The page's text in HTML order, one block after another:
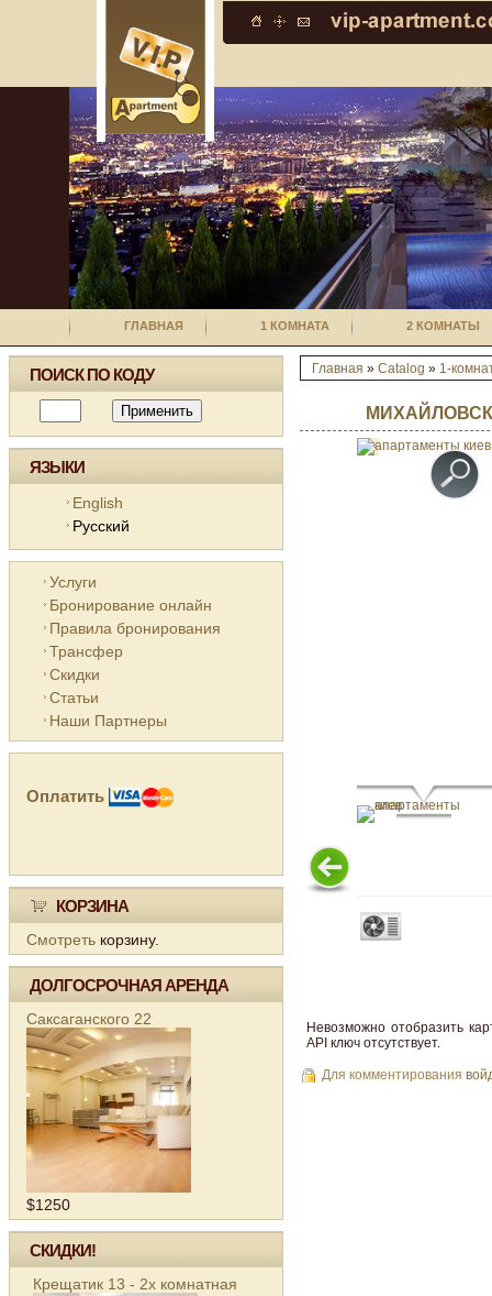
ГЛАВНАЯ 1 КОМНАТА 2 КОМНАТЫ
ПОИСК ПО КОДУ
ЯЗЫКИ
English
Русский
Услуги
Бронирование онлайн
Правила бронирования
Трансфер
Скидки
Статьи
Наши Партнеры
Оплатить
КОРЗИНА
Смотреть корзину.
ДОЛГОСРОЧНАЯ АРЕНДА
Саксаганского 22
$1250
СКИДКИ!
Крещатик 13 - 2х комнатная
Главная » Catalog » 1-
Невозможно отобразить
API ключ отсутствует.
Для комментирования